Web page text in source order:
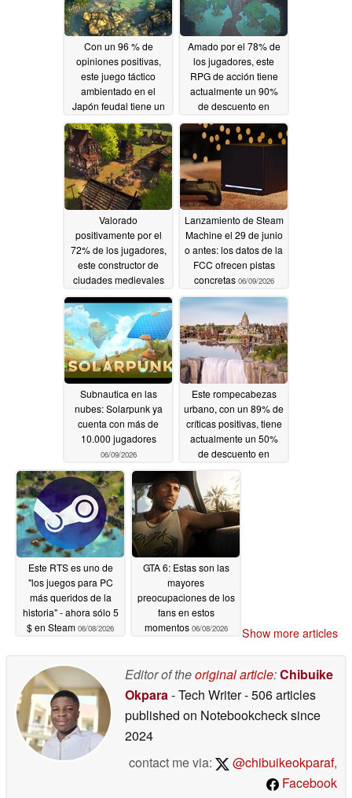
Con un 96 % de
opiniones positivas,
este juego táctico
ambientado en el
Japón feudal tiene un
descuento del 90 % en
Steam06/12/2026
Amado por el 78% de
los jugadores, este
RPG de acción tiene
actualmente un 90%
de descuento en
Steam06/11/2026
Valorado
positivamente por el
72% de los jugadores,
este constructor de
ciudades medievales
de supervivencia tiene
un 80% de descuento
en Steam06/10/2026
Lanzamiento de Steam
Machine el 29 de junio
o antes: los datos de la
FCC ofrecen pistas
concretas 06/09/2026
Subnautica en las
nubes: Solarpunk ya
cuenta con más de
10.000 jugadores
06/09/2026
Este rompecabezas
urbano, con un 89% de
críticas positivas, tiene
actualmente un 50%
de descuento en
Este RTS es uno de
"los juegos para PC
más queridos de la
historia" - ahora sólo 5
$ en Steam 06/08/2026
GTA 6: Estas son las
mayores
preocupaciones de los
fans en estos
momentos 06/08/2026 Show more articles
Editor of theoriginal article:Chibuike
Okpara- Tech Writer- 506 articles
published on Notebookchecksince
2024
contact me via:
@chibuikeokparaf,
Facebook